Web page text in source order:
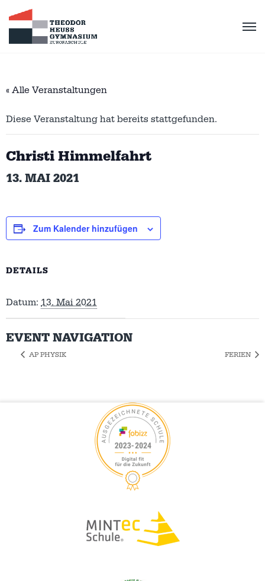
« Alle Veranstaltungen
Diese Veranstaltung hat bereits stattgefunden.
Christi Himmelfahrt
13. MAI 2021
Zum Kalender hinzufügen
DETAILS
Datum: 13. Mai 2021
EVENT NAVIGATION
AP PHYSIK FERIEN